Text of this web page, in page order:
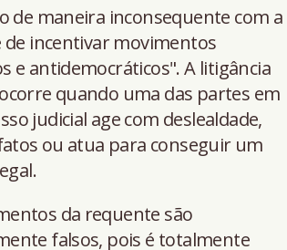
de maneira inconsequente com a
de incentivar movimentos
e antidemocráticos". A litigância
quando uma das partes em
judicial age com deslealdade,
ou atua para conseguir um
da requente são
falsos, pois é totalmente